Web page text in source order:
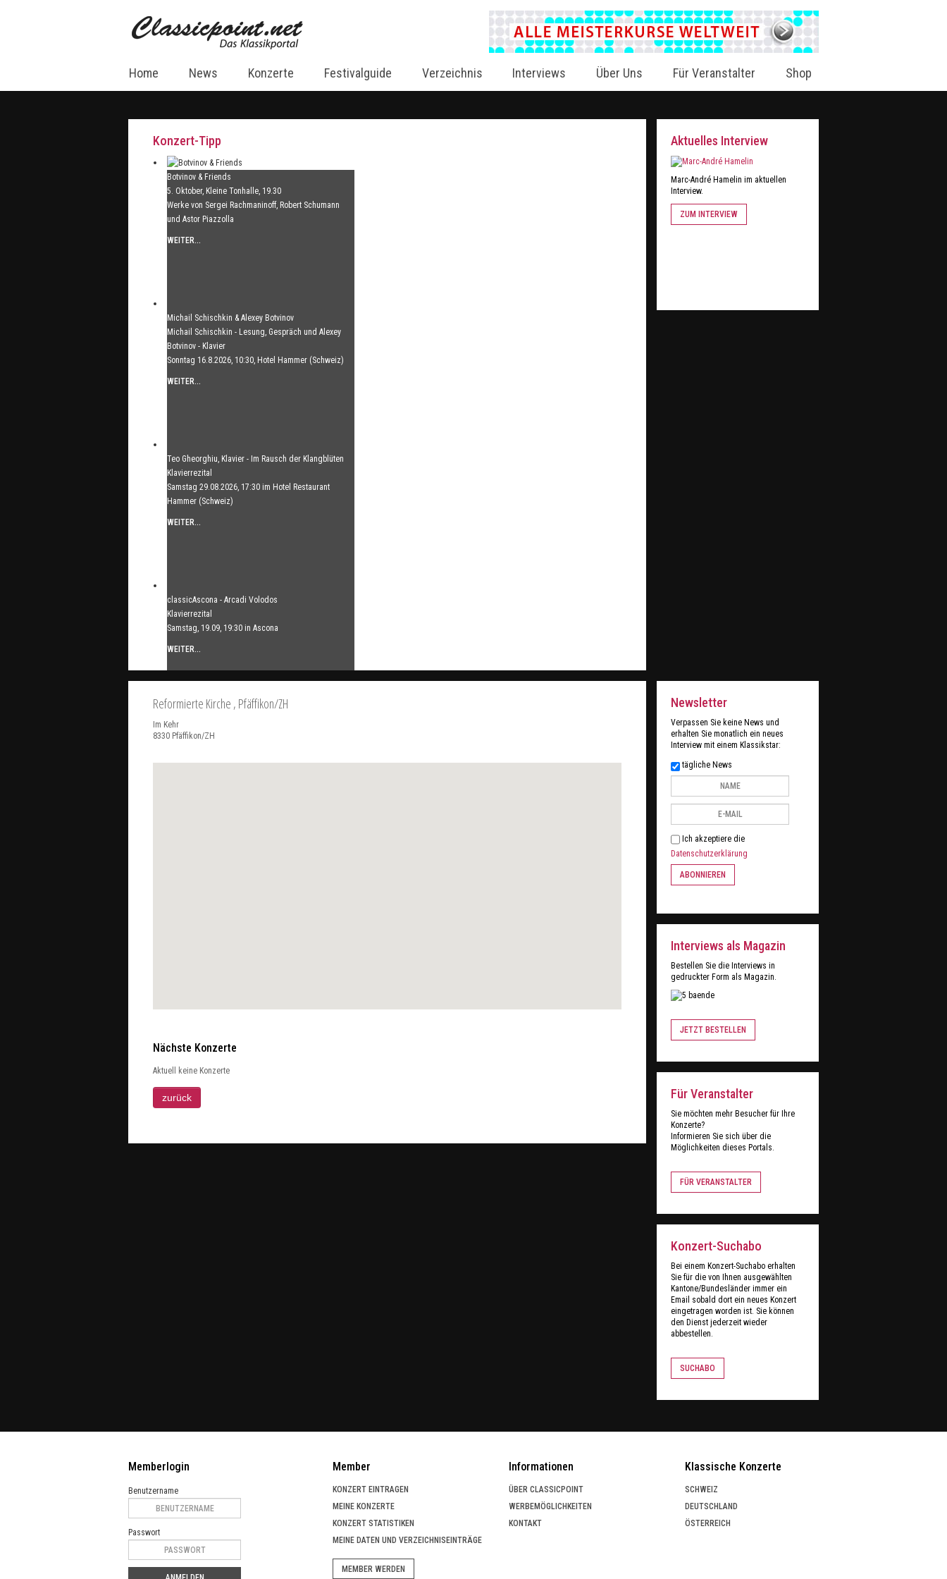
Home News Konzerte Festivalguide Verzeichnis Interviews Über Uns Für Veranstalter Shop
Konzert-Tipp
Botvinov & Friends
5. Oktober, Kleine Tonhalle, 19.30
Werke von Sergei Rachmaninoff, Robert Schumann
und Astor Piazzolla
WEITER...
Michail Schischkin & Alexey Botvinov
Michail Schischkin - Lesung, Gespräch und Alexey
Botvinov - Klavier
Sonntag 16.8.2026, 10:30, Hotel Hammer (Schweiz)
WEITER...
Teo Gheorghiu, Klavier - Im Rausch der Klangblüten
Klavierrezital
Samstag 29.08.2026, 17:30 im Hotel Restaurant
Hammer (Schweiz)
WEITER...
classicAscona - Arcadi Volodos
Klavierrezital
Samstag, 19.09, 19:30 in Ascona
WEITER...
Aktuelles Interview
Marc-André Hamelin im aktuellen
Interview.
ZUM INTERVIEW
Reformierte Kirche , Pfäffikon/ZH
Im Kehr
8330 Pfäffikon/ZH
Nächste Konzerte
Aktuell keine Konzerte
Newsletter
Verpassen Sie keine News und
erhalten Sie monatlich ein neues
Interview mit einem Klassikstar:
tägliche News
Ich akzeptiere die
Datenschutzerklärung
ABONNIEREN
Interviews als Magazin
Bestellen Sie die Interviews in
gedruckter Form als Magazin.
JETZT BESTELLEN
Für Veranstalter
Sie möchten mehr Besucher für Ihre
Konzerte?
Informieren Sie sich über die
Möglichkeiten dieses Portals.
FÜR VERANSTALTER
Konzert-Suchabo
Bei einem Konzert-Suchabo erhalten
Sie für die von Ihnen ausgewählten
Kantone/Bundesländer immer ein
Email sobald dort ein neues Konzert
eingetragen worden ist. Sie können
den Dienst jederzeit wieder
abbestellen.
SUCHABO
Memberlogin
Benutzername
Passwort
Member
KONZERT EINTRAGEN
MEINE KONZERTE
KONZERT STATISTIKEN
MEINE DATEN UND VERZEICHNISEINTRÄGE
MEMBER WERDEN
Informationen
ÜBER CLASSICPOINT
WERBEMÖGLICHKEITEN
KONTAKT
Klassische Konzerte
SCHWEIZ
DEUTSCHLAND
ÖSTERREICH